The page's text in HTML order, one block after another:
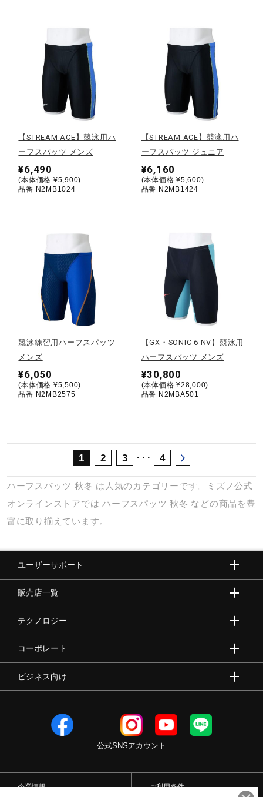
ジュニア／キッズ
メディカル
コラボ／ライセンス
セール
その他
サポート
直営店一覧
【STREAM ACE】競泳用ハ
ーフスパッツ メンズ
¥6,490
(本体価格 ¥5,900)
品番 N2MB1024
【STREAM ACE】競泳用ハ
ーフスパッツ ジュニア
¥6,160
(本体価格 ¥5,600)
品番 N2MB1424
競泳練習用ハーフスパッツ
メンズ
¥6,050
(本体価格 ¥5,500)
品番 N2MB2575
【GX・SONIC 6 NV】競泳用
ハーフスパッツ メンズ
¥30,800
(本体価格 ¥28,000)
品番 N2MBA501
1 2 3 ･･･ 4
ハーフスパッツ 秋冬 は人気のカテゴリーです。ミズノ公式
オンラインストアではハーフスパッツ 秋冬 などの商品を豊
富に取り揃えています。
ユーザーサポート
販売店一覧
テクノロジー
コーポレート
ビジネス向け
公式SNSアカウント
企業情報 ご利用条件